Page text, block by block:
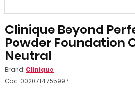
Clinique Beyond
Powder Foundation
Neutral
Brand: Clinique
Cod: 0020714755997